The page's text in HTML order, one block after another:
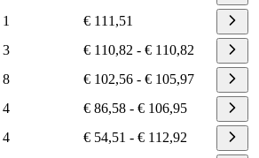
1
€ 111,51
3 € 110,82 - € 110,82
8 € 102,56 - € 105,97
4 € 86,58 - € 106,95
4 € 54,51 - € 112,92